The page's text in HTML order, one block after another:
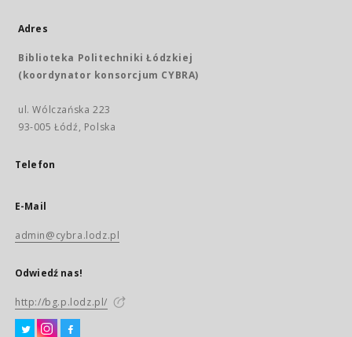
Adres
Biblioteka Politechniki Łódzkiej
(koordynator konsorcjum CYBRA)
ul. Wólczańska 223
93-005 Łódź, Polska
Telefon
E-Mail
admin@cybra.lodz.pl
Odwiedź nas!
http://bg.p.lodz.pl/